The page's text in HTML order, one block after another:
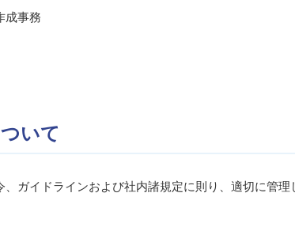
成事務
いて
ガイドラインおよび社内諸規定に則り、適切に管